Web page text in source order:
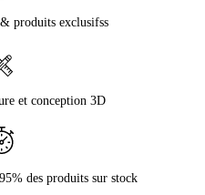
produits exclusifss
et conception 3D
des produits sur stock